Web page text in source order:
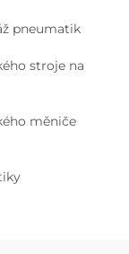
pneumatik
stroje na
měniče